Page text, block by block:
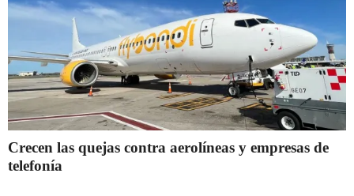
Crecen las quejas contra aerolíneas y empresas de
telefonía